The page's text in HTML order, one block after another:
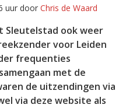
uur door Chris de Waard
Sleutelstad ook weer
voor Leiden
frequenties
met de
de uitzendingen via
via deze website als